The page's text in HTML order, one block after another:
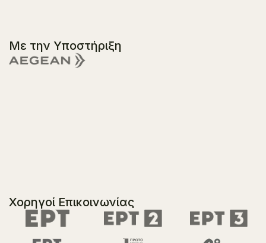
Με την Υποστήριξη
Χορηγοί Επικοινωνίας